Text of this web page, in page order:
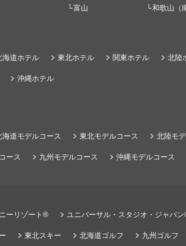
富山
和歌山（
海道ホテル 東北ホテル 関東ホテル 北陸
沖縄ホテル
海道モデルコース 東北モデルコース 北陸モ
ース 九州モデルコース 沖縄モデルコース
ーリゾート® ユニバーサル・スタジオ・ジャパ
東北スキー 北海道ゴルフ 九州ゴルフ